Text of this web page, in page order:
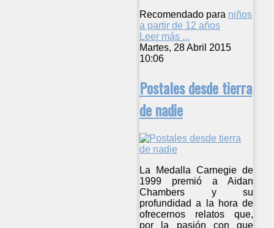
Recomendado para niños
a partir de 12 años
Leer más ...
Martes, 28 Abril 2015
10:06
Postales desde tierra
de nadie
La Medalla Carnegie de
1999 premió a Aidan
Chambers y su
profundidad a la hora de
ofrecernos relatos que,
por la pasión con que